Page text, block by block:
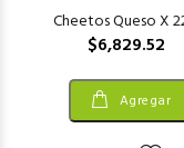
Cheetos Queso X
$6,829.52
Agregar